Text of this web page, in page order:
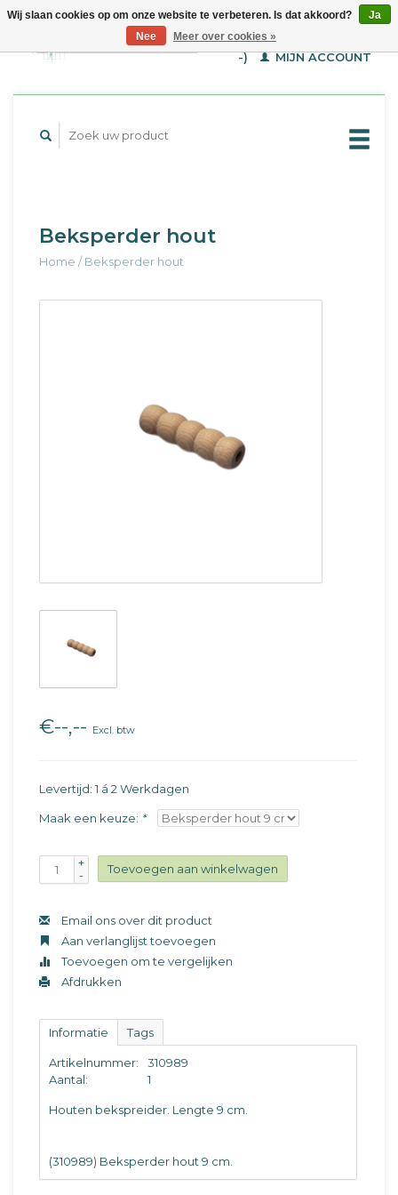
WINKELWAGEN (€--,-
-)
MIJN ACCOUNT
Beksperder hout
Home /Beksperder hout
€--,-- Excl. btw
Levertijd: 1 á 2 Werkdagen
Maak een keuze: *
+
-
Toevoegen aan winkelwagen
Email ons over dit product
Aan verlanglijst toevoegen
Toevoegen om te vergelijken
Afdrukken
Informatie Tags
Artikelnummer:
310989
Aantal:
1
Houten bekspreider. Lengte 9 cm.
(310989) Beksperder hout 9 cm.
Wij slaan cookies op om onze website te verbeteren. Is dat akkoord?
Ja
Nee
Meer over cookies »